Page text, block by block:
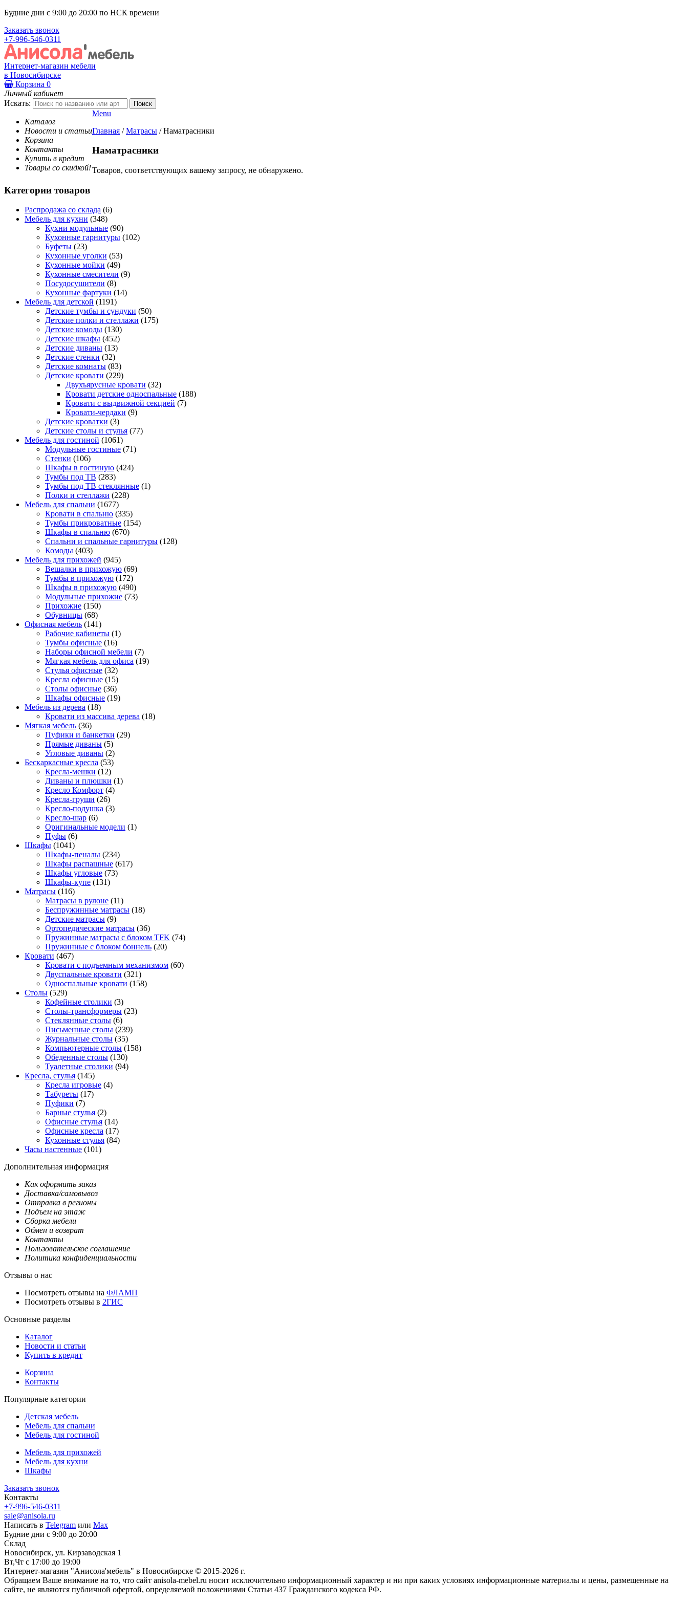
Будние дни с 9:00 до 20:00 по НСК времени
Заказать звонок
+7-996-546-0311
Интернет-магазин мебели
в Новосибирске
Корзина 0
Личный кабинет
Искать:
Каталог
Новости и статьи
Корзина
Контакты
Купить в кредит
Товары со скидкой!
Menu
Главная / Матрасы / Наматрасники
Наматрасники
Товаров, соответствующих вашему запросу, не обнаружено.
Категории товаров
Распродажа со склада (6)
Мебель для кухни (348)
Кухни модульные (90)
Кухонные гарнитуры (102)
Буфеты (23)
Кухонные уголки (53)
Кухонные мойки (49)
Кухонные смесители (9)
Посудосушители (8)
Кухонные фартуки (14)
Мебель для детской (1191)
Детские тумбы и сундуки (50)
Детские полки и стеллажи (175)
Детские комоды (130)
Детские шкафы (452)
Детские диваны (13)
Детские стенки (32)
Детские комнаты (83)
Детские кровати (229)
Двухъярусные кровати (32)
Кровати детские односпальные (188)
Кровати с выдвижной секцией (7)
Кровати-чердаки (9)
Детские кроватки (3)
Детские столы и стулья (77)
Мебель для гостиной (1061)
Модульные гостиные (71)
Стенки (106)
Шкафы в гостиную (424)
Тумбы под ТВ (283)
Тумбы под ТВ стеклянные (1)
Полки и стеллажи (228)
Мебель для спальни (1677)
Кровати в спальню (335)
Тумбы прикроватные (154)
Шкафы в спальню (670)
Спальни и спальные гарнитуры (128)
Комоды (403)
Мебель для прихожей (945)
Вешалки в прихожую (69)
Тумбы в прихожую (172)
Шкафы в прихожую (490)
Модульные прихожие (73)
Прихожие (150)
Обувницы (68)
Офисная мебель (141)
Рабочие кабинеты (1)
Тумбы офисные (16)
Наборы офисной мебели (7)
Мягкая мебель для офиса (19)
Стулья офисные (32)
Кресла офисные (15)
Столы офисные (36)
Шкафы офисные (19)
Мебель из дерева (18)
Кровати из массива дерева (18)
Мягкая мебель (36)
Пуфики и банкетки (29)
Прямые диваны (5)
Угловые диваны (2)
Бескаркасные кресла (53)
Кресла-мешки (12)
Диваны и плюшки (1)
Кресло Комфорт (4)
Кресла-груши (26)
Кресло-подушка (3)
Кресло-шар (6)
Оригинальные модели (1)
Пуфы (6)
Шкафы (1041)
Шкафы-пеналы (234)
Шкафы распашные (617)
Шкафы угловые (73)
Шкафы-купе (131)
Матрасы (116)
Матрасы в рулоне (11)
Беспружинные матрасы (18)
Детские матрасы (9)
Ортопедические матрасы (36)
Пружинные матрасы с блоком TFK (74)
Пружинные с блоком боннель (20)
Кровати (467)
Кровати с подъемным механизмом (60)
Двуспальные кровати (321)
Односпальные кровати (158)
Столы (529)
Кофейные столики (3)
Столы-трансформеры (23)
Стеклянные столы (6)
Письменные столы (239)
Журнальные столы (35)
Компьютерные столы (158)
Обеденные столы (130)
Туалетные столики (94)
Кресла, стулья (145)
Кресла игровые (4)
Табуреты (17)
Пуфики (7)
Барные стулья (2)
Офисные стулья (14)
Офисные кресла (17)
Кухонные стулья (84)
Часы настенные (101)
Дополнительная информация
Как оформить заказ
Доставка/самовывоз
Отправка в регионы
Подъем на этаж
Сборка мебели
Обмен и возврат
Контакты
Пользовательское соглашение
Политика конфиденциальности
Отзывы о нас
Посмотреть отзывы на ФЛАМП
Посмотреть отзывы в 2ГИС
Основные разделы
Каталог
Новости и статьи
Купить в кредит
Корзина
Контакты
Популярные категории
Детская мебель
Мебель для спальни
Мебель для гостиной
Мебель для прихожей
Мебель для кухни
Шкафы
Заказать звонок
Контакты
+7-996-546-0311
sale@anisola.ru
Написать в Telegram или Max
Будние дни с 9:00 до 20:00
Склад
Новосибирск, ул. Кирзаводская 1
Вт,Чт с 17:00 до 19:00
Интернет-магазин "Анисола'мебель" в Новосибирске © 2015-2026 г.
Обращаем Ваше внимание на то, что сайт anisola-mebel.ru носит исключительно информационный характер и ни при каких условиях информационные материалы и цены, размещенные на
сайте, не являются публичной офертой, определяемой положениями Статьи 437 Гражданского кодекса РФ.